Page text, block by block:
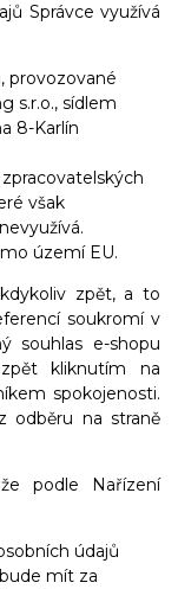
Správce využívá
provozované
s.r.o., sídlem
8-Karlín
však
území EU.
zpět, a to
soukromí v
souhlas e-shopu
kliknutím na
spokojenosti.
odběru na straně
podle Nařízení
údajů
mít za